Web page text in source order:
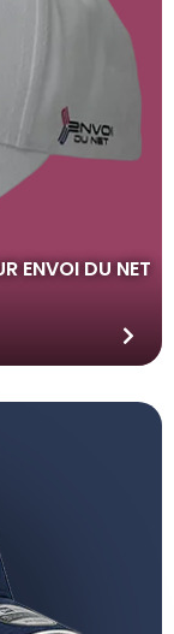
ENVOI DU NET